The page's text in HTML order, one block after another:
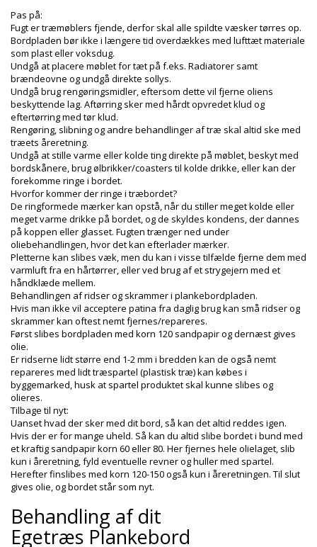
Pas på:
Fugt er træmøblers fjende, derfor skal alle spildte væsker tørres op.
Bordpladen bør ikke i længere tid overdækkes med lufttæt materiale
som plast eller voksdug.
Undgå at placere møblet for tæt på f.eks. Radiatorer samt
brændeovne og undgå direkte sollys.
Undgå brug rengøringsmidler, eftersom dette vil fjerne oliens
beskyttende lag. Aftørring sker med hårdt opvredet klud og
eftertørring med tør klud.
Rengøring, slibning og andre behandlinger af træ skal altid ske med
træets åreretning.
Undgå at stille varme eller kolde ting direkte på møblet, beskyt med
bordskånere, brug ølbrikker/coasters til kolde drikke, eller kan der
forekomme ringe i bordet.
Hvorfor kommer der ringe i træbordet?
De ringformede mærker kan opstå, når du stiller meget kolde eller
meget varme drikke på bordet, og de skyldes kondens, der dannes
på koppen eller glasset. Fugten trænger ned under
oliebehandlingen, hvor det kan efterlader mærker.
Pletterne kan slibes væk, men du kan i visse tilfælde fjerne dem med
varmluft fra en hårtørrer, eller ved brug af et strygejern med et
håndklæde mellem.
Behandlingen af ridser og skrammer i plankebordpladen.
Hvis man ikke vil acceptere patina fra daglig brug kan små ridser og
skrammer kan oftest nemt fjernes/repareres.
Først slibes bordpladen med korn 120 sandpapir og dernæst gives
olie.
Er ridserne lidt større end 1-2 mm i bredden kan de også nemt
repareres med lidt træspartel (plastisk træ) kan købes i
byggemarked, husk at spartel produktet skal kunne slibes og
olieres.
Tilbage til nyt:
Uanset hvad der sker med dit bord, så kan det altid reddes igen.
Hvis der er for mange uheld. Så kan du altid slibe bordet i bund med
et kraftig sandpapir korn 60 eller 80. Her fjernes hele olielaget, slib
kun i åreretning, fyld eventuelle revner og huller med spartel.
Herefter finslibes med korn 120-150 også kun i åreretningen. Til slut
gives olie, og bordet står som nyt.
Behandling af dit
Egetræs Plankebord